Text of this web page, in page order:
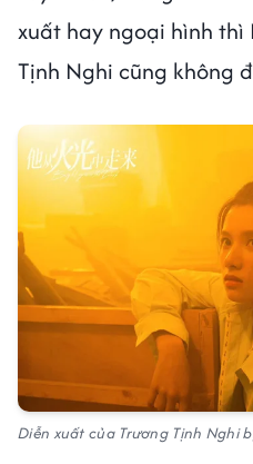
xuất hay ngoại hình thì
Tịnh Nghi cũng không
Diễn xuất của Trương Tịnh Nghi